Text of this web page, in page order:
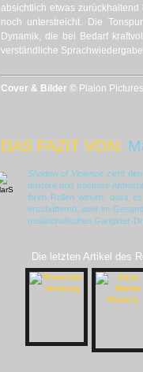
absichtlich etwas
noch unterstreicht. Die
Dynamik, die bei Bedarf
verständliche Sprachwiedergabe
Cover & Bilder © Plaion Pictures
DAS FAZIT VON:
Shadow of Violence zieht
düstere und trostlose
ihren Rollen wirken, dass
erschütternd, aber im
melancholischen Gangster-
Die letzten Artikel des